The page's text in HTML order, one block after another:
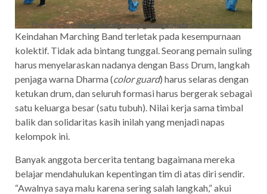
TerlihatColor Guardsedang menjaga langkah dan ketukan demi menyelaraskan ketukan dan nada.
Keindahan Marching Band terletak pada kesempurnaan
kolektif. Tidak ada bintang tunggal. Seorang pemain suling
harus menyelaraskan nadanya dengan Bass Drum, langkah
penjaga warna Dharma (color guard) harus selaras dengan
ketukan drum, dan seluruh formasi harus bergerak sebagai
satu keluarga besar (satu tubuh). Nilai kerja sama timbal
balik dan solidaritas kasih inilah yang menjadi napas
kelompok ini.
Banyak anggota bercerita tentang bagaimana mereka
belajar mendahulukan kepentingan tim di atas diri sendir.
“Awalnya saya malu karena sering salah langkah,” akui